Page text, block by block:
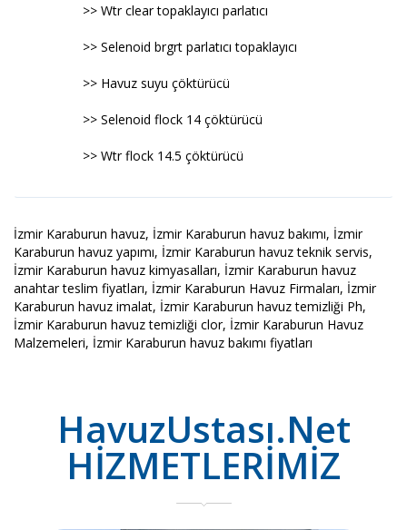
>> Wtr clear topaklayıcı parlatıcı
>> Selenoid brgrt parlatıcı topaklayıcı
>> Havuz suyu çöktürücü
>> Selenoid flock 14 çöktürücü
>> Wtr flock 14.5 çöktürücü
İzmir Karaburun havuz, İzmir Karaburun havuz bakımı, İzmir
Karaburun havuz yapımı, İzmir Karaburun havuz teknik servis,
İzmir Karaburun havuz kimyasalları, İzmir Karaburun havuz
anahtar teslim fiyatları, İzmir Karaburun Havuz Firmaları, İzmir
Karaburun havuz imalat, İzmir Karaburun havuz temizliği Ph,
İzmir Karaburun havuz temizliği clor, İzmir Karaburun Havuz
Malzemeleri, İzmir Karaburun havuz bakımı fiyatları
HavuzUstası.Net
HİZMETLERİMİZ